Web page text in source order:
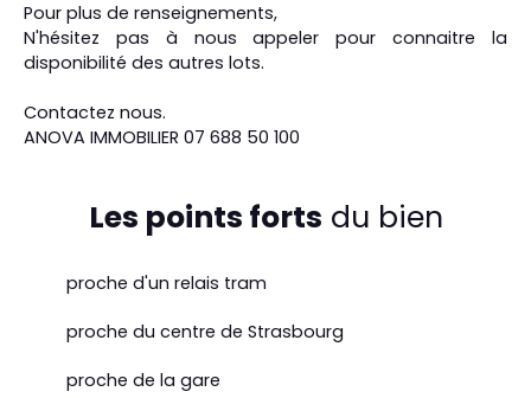
Pour plus de renseignements,
N'hésitez pas à nous appeler pour connaitre la
disponibilité des autres lots.
Contactez nous.
ANOVA IMMOBILIER 07 688 50 100
Les points forts du bien
proche d'un relais tram
proche du centre de Strasbourg
proche de la gare